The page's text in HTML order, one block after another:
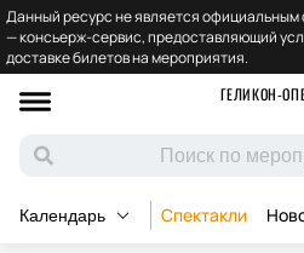
Данный ресурс не является
— консьерж-сервис, предоставляющий
доставке билетов на мероприятия.
ГЕЛИКОН-
Календарь Спектакли